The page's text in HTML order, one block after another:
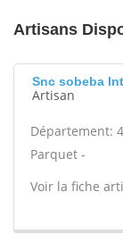
Artisans
Snc sobeba
Artisan
Département:
Parquet -
Voir la fiche